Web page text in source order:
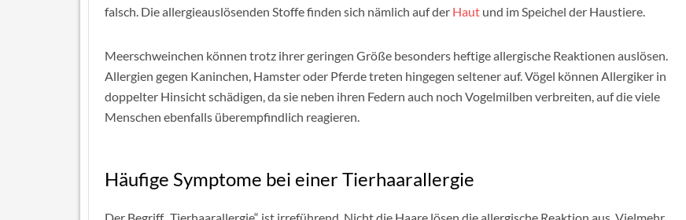
falsch. Die allergieauslösenden Stoffe finden sich nämlich auf der Haut und im Speichel der Haustiere.
Meerschweinchen können trotz ihrer geringen Größe besonders heftige allergische Reaktionen auslösen.
Allergien gegen Kaninchen, Hamster oder Pferde treten hingegen seltener auf. Vögel können Allergiker in
doppelter Hinsicht schädigen, da sie neben ihren Federn auch noch Vogelmilben verbreiten, auf die viele
Menschen ebenfalls überempfindlich reagieren.
Häufige Symptome bei einer Tierhaarallergie